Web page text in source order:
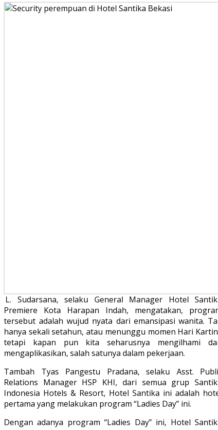
L. Sudarsana, selaku General Manager Hotel
Premiere Kota Harapan Indah, mengatakan,
tersebut adalah wujud nyata dari emansipasi wanita.
hanya sekali setahun, atau menunggu momen Hari
tetapi kapan pun kita seharusnya mengilhami
mengaplikasikan, salah satunya dalam pekerjaan.
Tambah Tyas Pangestu Pradana, selaku Asst.
Relations Manager HSP KHI, dari semua grup
Indonesia Hotels & Resort, Hotel Santika ini adalah
pertama yang melakukan program “Ladies Day” ini.
Dengan adanya program “Ladies Day” ini, Hotel